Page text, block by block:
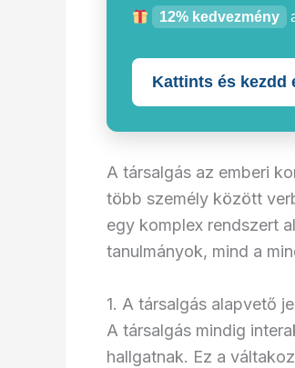
12% kedvezmény
Kattints és kezdd
A társalgás az emberi
több személy között
egy komplex rendszert
tanulmányok, mind a
1. A társalgás alapvető
A társalgás mindig
hallgatnak. Ez a